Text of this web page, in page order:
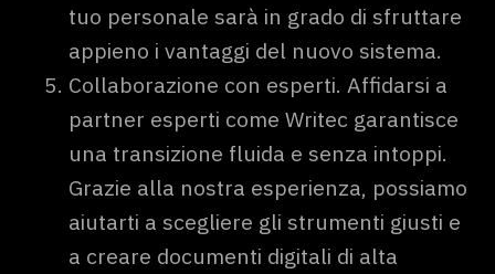
tuo personale sarà in grado di sfruttare
appieno i vantaggi del nuovo sistema.
Collaborazione con esperti. Affidarsi a
partner esperti come Writec garantisce
una transizione fluida e senza intoppi.
Grazie alla nostra esperienza, possiamo
aiutarti a scegliere gli strumenti giusti e
a creare documenti digitali di alta